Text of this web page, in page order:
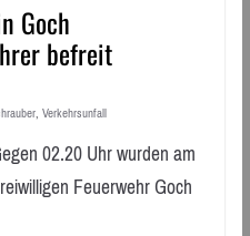
Goch
befreit
, Verkehrsunfall
02.20 Uhr wurden am
Feuerwehr Goch